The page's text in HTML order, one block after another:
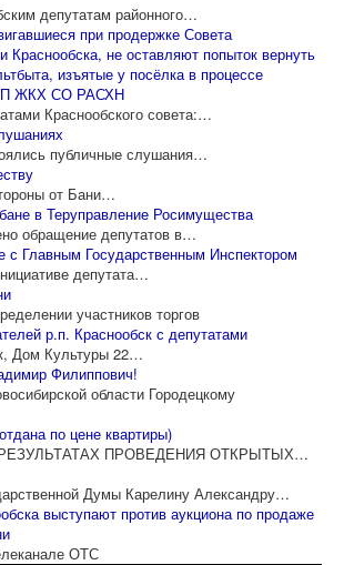
депутатам районного…
при продержке Совета
Краснообска, не оставляют попыток вернуть
изъятые у посёлка в процессе
ЖКХ СО РАСХН
Краснообского совета:…
публичные слушания…
от Бани…
в Теруправление Росимущества
обращение депутатов в…
с Главным Государственным Инспектором
депутата…
участников торгов
р.п. Краснообск с депутатами
Дом Культуры 22…
Филиппович!
области Городецкому
по цене квартиры)
ПРОВЕДЕНИЯ ОТКРЫТЫХ…
Думы Карелину Александру…
выступают против аукциона по продаже
ОТС